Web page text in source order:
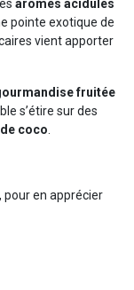
arômes acidulés
pointe exotique de
vient apporter
fruitée
s’étire sur des
coco.
, pour en apprécier